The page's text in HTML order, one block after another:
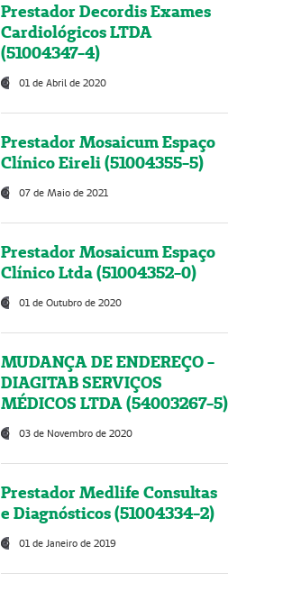
Prestador Decordis Exames
Cardiológicos LTDA
(51004347-4)
01 de Abril de 2020
Prestador Mosaicum Espaço
Clínico Eireli (51004355-5)
07 de Maio de 2021
Prestador Mosaicum Espaço
Clínico Ltda (51004352-0)
01 de Outubro de 2020
MUDANÇA DE ENDEREÇO -
DIAGITAB SERVIÇOS
MÉDICOS LTDA (54003267-5)
03 de Novembro de 2020
Prestador Medlife Consultas
e Diagnósticos (51004334-2)
01 de Janeiro de 2019